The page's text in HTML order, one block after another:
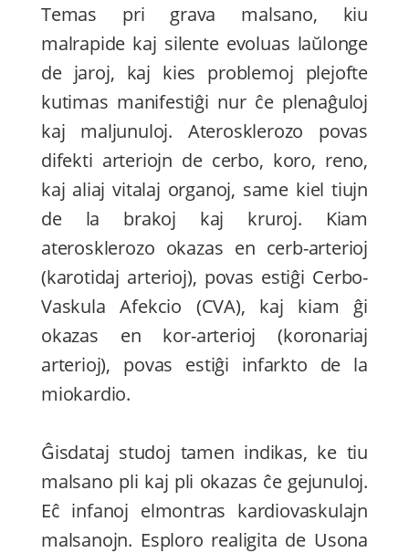
Temas pri grava malsano, kiu
malrapide kaj silente evoluas laŭlonge
de jaroj, kaj kies problemoj plejofte
kutimas manifestiĝi nur ĉe plenaĝuloj
kaj maljunuloj. Aterosklerozo povas
difekti arteriojn de cerbo, koro, reno,
kaj aliaj vitalaj organoj, same kiel tiujn
de la brakoj kaj kruroj. Kiam
aterosklerozo okazas en cerb-arterioj
(karotidaj arterioj), povas estiĝi Cerbo-
Vaskula Afekcio (CVA), kaj kiam ĝi
okazas en kor-arterioj (koronariaj
arterioj), povas estiĝi infarkto de la
miokardio.
Ĝisdataj studoj tamen indikas, ke tiu
malsano pli kaj pli okazas ĉe gejunuloj.
Eĉ infanoj elmontras kardiovaskulajn
malsanojn. Esploro realigita de Usona